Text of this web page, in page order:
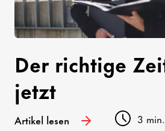
Der richtige
jetzt
Artikel lesen 3 min.